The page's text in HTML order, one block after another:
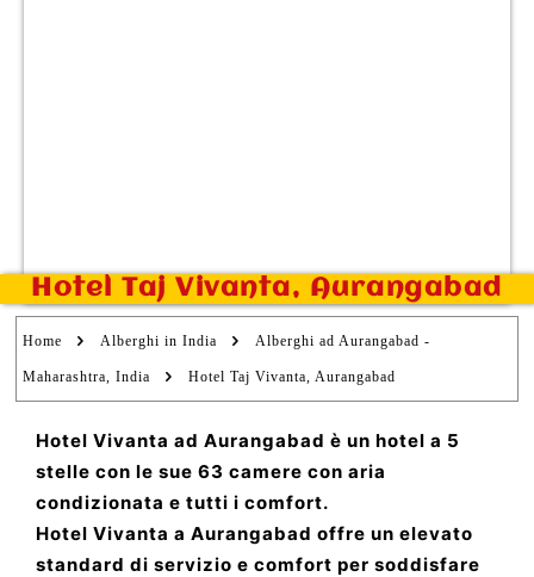
Hotel Taj Vivanta, Aurangabad
Home Alberghi in India Alberghi ad Aurangabad -
Maharashtra, India Hotel Taj Vivanta, Aurangabad
Hotel Vivanta ad Aurangabad è un hotel a 5
stelle con le sue 63 camere con aria
condizionata e tutti i comfort.
Hotel Vivanta a Aurangabad offre un elevato
standard di servizio e comfort per soddisfare